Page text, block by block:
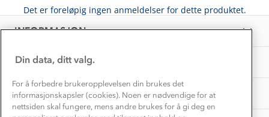
Det er foreløpig ingen anmeldelser for dette produktet.
INFORMASJON
Presse
OM OSS
Samarbeide med oss?
TIPS OG RÅD
EL-retur
Store størrelser
Turmat oppskrifter
Beredskap
Overnatte utendørs⛺
Leirskole 🥾
Barnehageansatt
Tips til hyttetur
Din data, ditt valg.
For å forbedre brukeropplevelsen din brukes det
informasjonskapsler (cookies). Noen er nødvendige for at
nettsiden skal fungere, mens andre brukes for å gi deg en